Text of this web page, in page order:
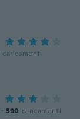
caricamenti
· 390 caricamenti